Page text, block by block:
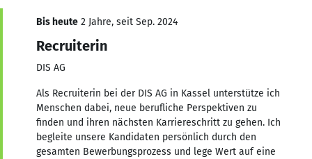
Bis heute 2 Jahre, seit Sep. 2024
Recruiterin
DIS AG
Als Recruiterin bei der DIS AG in Kassel unterstütze ich
Menschen dabei, neue berufliche Perspektiven zu
finden und ihren nächsten Karriereschritt zu gehen. Ich
begleite unsere Kandidaten persönlich durch den
gesamten Bewerbungsprozess und lege Wert auf eine